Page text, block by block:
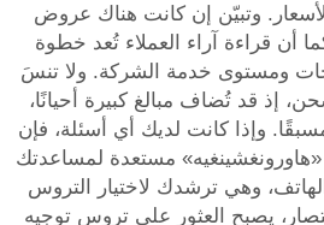
وتبيّن إن كانت هناك عروض
أن قراءة آراء العملاء تُعد خطوة
ومستوى خدمة الشركة. ولا تنسَ
إذ قد تُضاف مبالغ كبيرة أحيانًا،
وإذا كانت لديك أي أسئلة، فإن
مستعدة لمساعدتك
الهاتف، وهي ترشدك لاختيار التروس
يصبح العثور على تروس توجيه